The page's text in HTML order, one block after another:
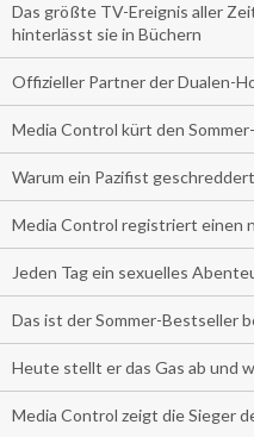
Das größte TV-Ereignis aller
hinterlässt sie in Büchern
Offizieller Partner der Dualen-
Media Control kürt den
Warum ein Pazifist
Media Control registriert einen
Jeden Tag ein sexuelles
Das ist der Sommer-Bestseller
Heute stellt er das Gas ab und
Media Control zeigt die Sieger